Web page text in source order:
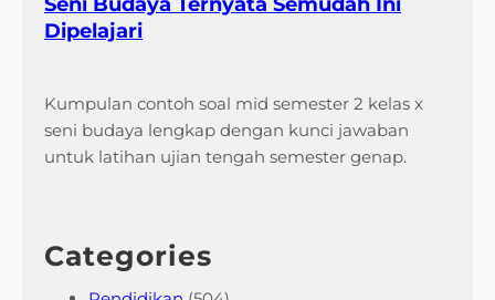
Dipelajari
Kumpulan contoh soal mid semester 2 kelas x
seni budaya lengkap dengan kunci jawaban
untuk latihan ujian tengah semester genap.
Categories